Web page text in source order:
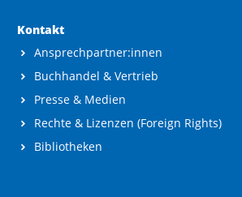
Kontakt
Ansprechpartner:innen
Buchhandel & Vertrieb
Presse & Medien
Rechte & Lizenzen (Foreign Rights)
Bibliotheken